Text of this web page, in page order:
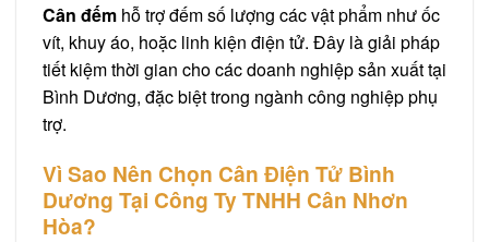
Cân đếm hỗ trợ đếm số lượng các vật phẩm như ốc
vít, khuy áo, hoặc linh kiện điện tử. Đây là giải pháp
tiết kiệm thời gian cho các doanh nghiệp sản xuất tại
Bình Dương, đặc biệt trong ngành công nghiệp phụ
trợ.
Vì Sao Nên Chọn Cân Điện Tử Bình
Dương Tại Công Ty TNHH Cân Nhơn
Hòa?